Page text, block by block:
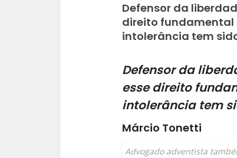
Defensor da
direito fundamental
intolerância tem
Defensor da
esse direito
intolerância tem
Márcio Tonetti
Advogado adventista